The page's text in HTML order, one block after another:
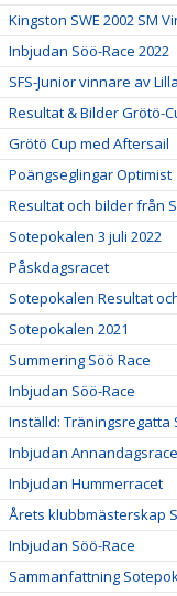
Kingston SWE 2002 SM
Inbjudan Söö-Race 2022
SFS-Junior vinnare av
Resultat & Bilder Grötö-
Grötö Cup med Aftersail
Poängseglingar Optimist
Resultat och bilder från
Sotepokalen 3 juli 2022
Påskdagsracet
Sotepokalen Resultat
Sotepokalen 2021
Summering Söö Race
Inbjudan Söö-Race
Inställd: Träningsregatta
Inbjudan
Inbjudan Hummerracet
Årets klubbmästerskap
Inbjudan Söö-Race
Sammanfattning